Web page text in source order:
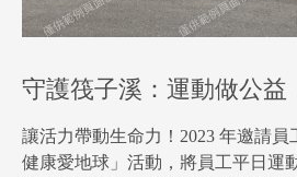
守護筏子溪：運動做公益
讓活力帶動生命力！2023 年邀請員
健康愛地球」活動，將員工平日運